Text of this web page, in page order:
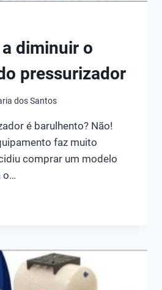
diminuir o
pressurizador
dos Santos
é barulhento? Não!
faz muito
comprar um modelo
o…